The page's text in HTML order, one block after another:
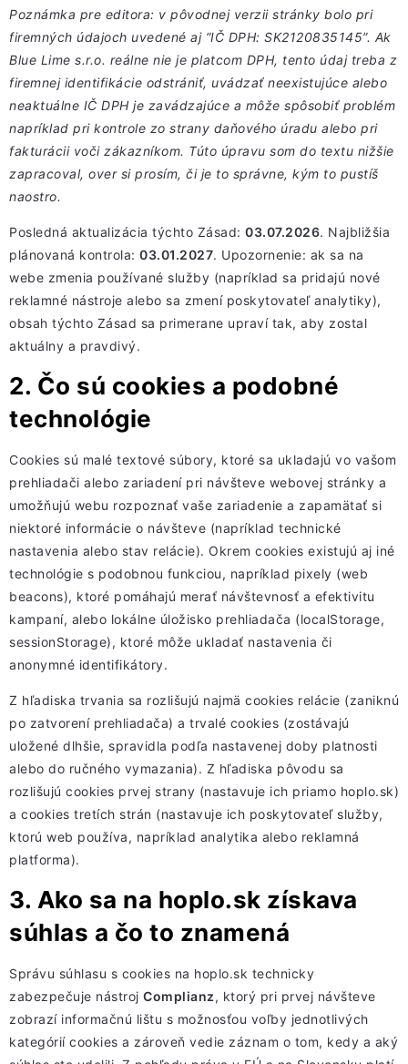
Poznámka pre editora: v pôvodnej verzii stránky bolo pri
firemných údajoch uvedené aj “IČ DPH: SK2120835145”. Ak
Blue Lime s.r.o. reálne nie je platcom DPH, tento údaj treba z
firemnej identifikácie odstrániť, uvádzať neexistujúce alebo
neaktuálne IČ DPH je zavádzajúce a môže spôsobiť problém
napríklad pri kontrole zo strany daňového úradu alebo pri
fakturácii voči zákazníkom. Túto úpravu som do textu nižšie
zapracoval, over si prosím, či je to správne, kým to pustíš
naostro.
Posledná aktualizácia týchto Zásad: 03.07.2026. Najbližšia
plánovaná kontrola: 03.01.2027. Upozornenie: ak sa na
webe zmenia používané služby (napríklad sa pridajú nové
reklamné nástroje alebo sa zmení poskytovateľ analytiky),
obsah týchto Zásad sa primerane upraví tak, aby zostal
aktuálny a pravdivý.
2. Čo sú cookies a podobné
technológie
Cookies sú malé textové súbory, ktoré sa ukladajú vo vašom
prehliadači alebo zariadení pri návšteve webovej stránky a
umožňujú webu rozpoznať vaše zariadenie a zapamätať si
niektoré informácie o návšteve (napríklad technické
nastavenia alebo stav relácie). Okrem cookies existujú aj iné
technológie s podobnou funkciou, napríklad pixely (web
beacons), ktoré pomáhajú merať návštevnosť a efektivitu
kampaní, alebo lokálne úložisko prehliadača (localStorage,
sessionStorage), ktoré môže ukladať nastavenia či
anonymné identifikátory.
Z hľadiska trvania sa rozlišujú najmä cookies relácie (zaniknú
po zatvorení prehliadača) a trvalé cookies (zostávajú
uložené dlhšie, spravidla podľa nastavenej doby platnosti
alebo do ručného vymazania). Z hľadiska pôvodu sa
rozlišujú cookies prvej strany (nastavuje ich priamo hoplo.sk)
a cookies tretích strán (nastavuje ich poskytovateľ služby,
ktorú web používa, napríklad analytika alebo reklamná
platforma).
3. Ako sa na hoplo.sk získava
súhlas a čo to znamená
Správu súhlasu s cookies na hoplo.sk technicky
zabezpečuje nástroj Complianz, ktorý pri prvej návšteve
zobrazí informačnú lištu s možnosťou voľby jednotlivých
kategórií cookies a zároveň vedie záznam o tom, kedy a aký